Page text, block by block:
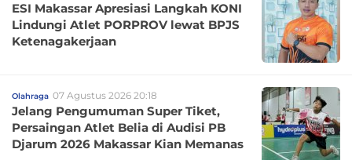
ESI Makassar Apresiasi Langkah KONI
Lindungi Atlet PORPROV lewat BPJS
Ketenagakerjaan
Olahraga 07 Agustus 2026 20:18
Jelang Pengumuman Super Tiket,
Persaingan Atlet Belia di Audisi PB
Djarum 2026 Makassar Kian Memanas